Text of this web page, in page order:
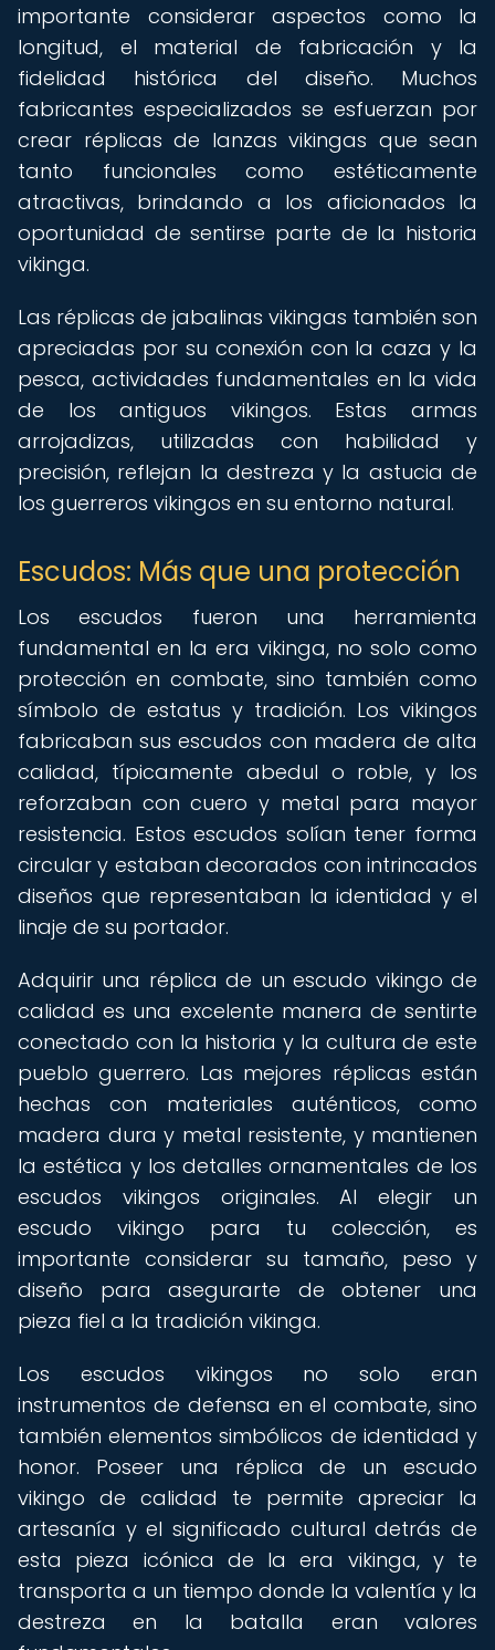
importante considerar aspectos como la
longitud, el material de fabricación y la
fidelidad histórica del diseño. Muchos
fabricantes especializados se esfuerzan por
crear réplicas de lanzas vikingas que sean
tanto funcionales como estéticamente
atractivas, brindando a los aficionados la
oportunidad de sentirse parte de la historia
vikinga.
Las réplicas de jabalinas vikingas también son
apreciadas por su conexión con la caza y la
pesca, actividades fundamentales en la vida
de los antiguos vikingos. Estas armas
arrojadizas, utilizadas con habilidad y
precisión, reflejan la destreza y la astucia de
los guerreros vikingos en su entorno natural.
Escudos: Más que una protección
Los escudos fueron una herramienta
fundamental en la era vikinga, no solo como
protección en combate, sino también como
símbolo de estatus y tradición. Los vikingos
fabricaban sus escudos con madera de alta
calidad, típicamente abedul o roble, y los
reforzaban con cuero y metal para mayor
resistencia. Estos escudos solían tener forma
circular y estaban decorados con intrincados
diseños que representaban la identidad y el
linaje de su portador.
Adquirir una réplica de un escudo vikingo de
calidad es una excelente manera de sentirte
conectado con la historia y la cultura de este
pueblo guerrero. Las mejores réplicas están
hechas con materiales auténticos, como
madera dura y metal resistente, y mantienen
la estética y los detalles ornamentales de los
escudos vikingos originales. Al elegir un
escudo vikingo para tu colección, es
importante considerar su tamaño, peso y
diseño para asegurarte de obtener una
pieza fiel a la tradición vikinga.
Los escudos vikingos no solo eran
instrumentos de defensa en el combate, sino
también elementos simbólicos de identidad y
honor. Poseer una réplica de un escudo
vikingo de calidad te permite apreciar la
artesanía y el significado cultural detrás de
esta pieza icónica de la era vikinga, y te
transporta a un tiempo donde la valentía y la
destreza en la batalla eran valores